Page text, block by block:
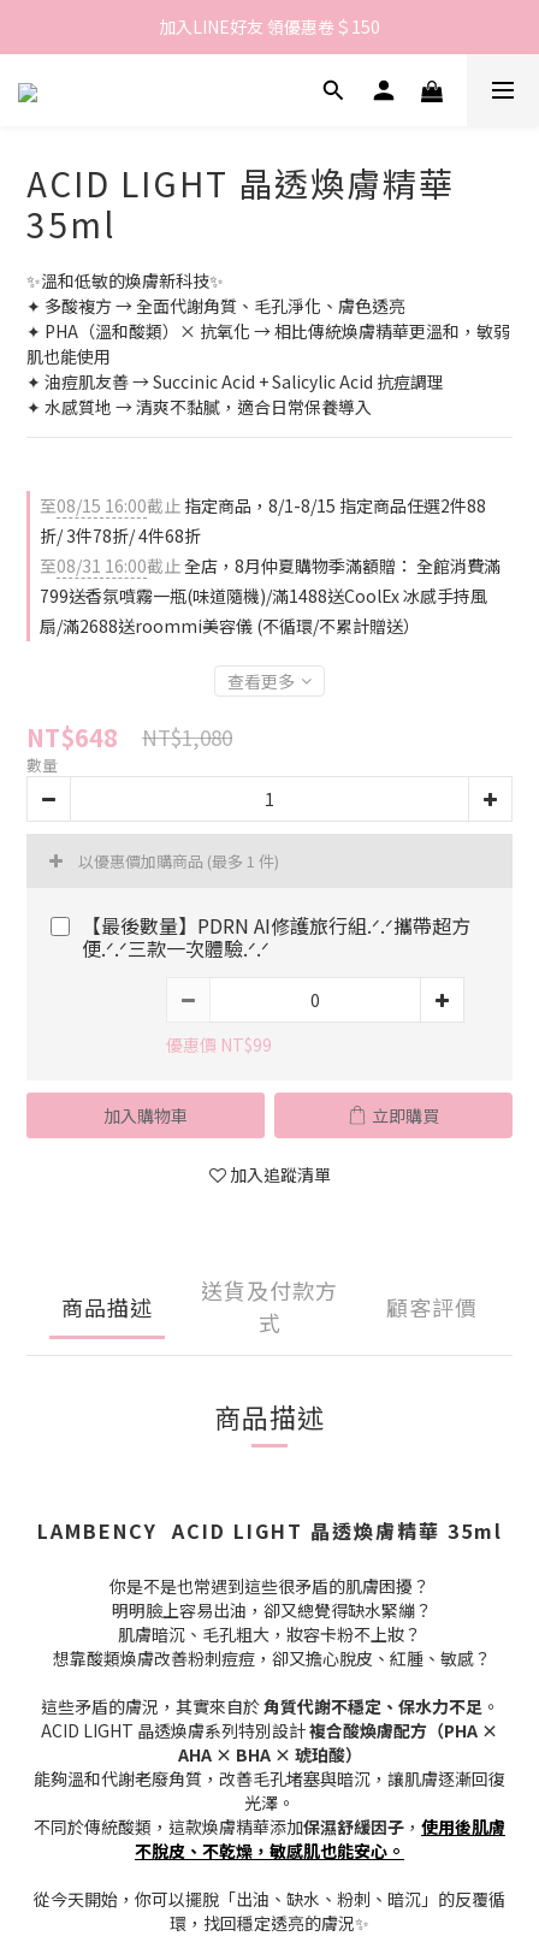
歡迎來到LAMBENCY 💓 註冊會員享＄100購物金！
加入LINE好友 領優惠卷＄150
歡迎來到LAMBENCY 💓 註冊會員享＄100購物金！
ACID LIGHT 晶透煥膚精華
35ml
✨溫和低敏的煥膚新科技✨
✦ 多酸複方 → 全面代謝角質、毛孔淨化、膚色透亮
✦ PHA（溫和酸類）× 抗氧化 → 相比傳統煥膚精華更溫和，敏弱
肌也能使用
✦ 油痘肌友善 → Succinic Acid + Salicylic Acid 抗痘調理
✦ 水感質地 → 清爽不黏膩，適合日常保養導入
至08/15 16:00截止 指定商品，8/1-8/15 指定商品任選2件88
折/ 3件78折/ 4件68折
至08/31 16:00截止全店，8月仲夏購物季滿額贈： 全館消費滿
799送香氛噴霧一瓶(味道隨機)/滿1488送CoolEx 冰感手持風
扇/滿2688送roommi美容儀 (不循環/不累計贈送）
查看更多
NT$648 NT$1,080
數量
以優惠價加購商品 (最多 1 件)
【最後數量】PDRN AI修護旅行組.ᐟ.ᐟ攜帶超方
便.ᐟ.ᐟ三款一次體驗.ᐟ.ᐟ
優惠價 NT$99
加入購物車 立即購買
加入追蹤清單
商品描述
送貨及付款方
式
顧客評價
商品描述
LAMBENCY ACID LIGHT 晶透煥膚精華 35ml
你是不是也常遇到這些很矛盾的肌膚困擾？
明明臉上容易出油，卻又總覺得缺水緊繃？
肌膚暗沉、毛孔粗大，妝容卡粉不上妝？
想靠酸類煥膚改善粉刺痘痘，卻又擔心脫皮、紅腫、敏感？
這些矛盾的膚況，其實來自於角質代謝不穩定、保水力不足。
ACID LIGHT 晶透煥膚系列特別設計複合酸煥膚配方（PHA ×
AHA × BHA × 琥珀酸）
能夠溫和代謝老廢角質，改善毛孔堵塞與暗沉，讓肌膚逐漸回復
光澤。
不同於傳統酸類，這款煥膚精華添加保濕舒緩因子 ， 使用後肌膚
不脫皮、不乾燥，敏感肌也能安心。
從今天開始，你可以擺脫「出油、缺水、粉刺、暗沉」的反覆循
環，找回穩定透亮的膚況✨